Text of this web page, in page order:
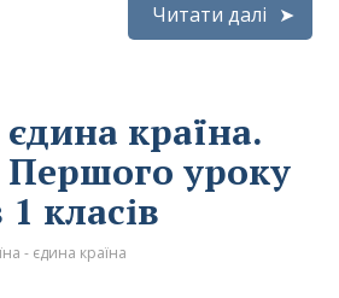
Читати далі
країна.
Першого уроку
класів
- єдина країна